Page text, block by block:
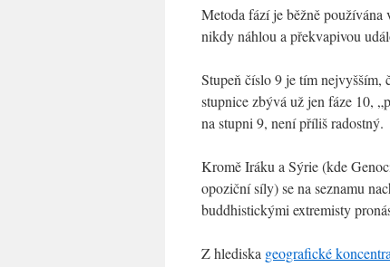
Metoda fází je běžně
nikdy náhlou a překvapivou
Stupeň číslo 9 je tím nejvyšším,
stupnice zbývá už jen fáze 10,
na stupni 9, není příliš radostný.
Kromě Iráku a Sýrie (kde
opoziční síly) se na seznamu
buddhistickými extremisty
Z hlediska geografické